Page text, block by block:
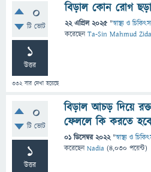
0
টি ভোট
1
উত্তর
332বার দেখা হয়েছে
বিড়াল কোন রোগ
22 এপ্রিল 2025 "স্বাস্থ্য ও
করেছেনTa-Sin Mahmud
0
টি ভোট
1
উত্তর
বিড়াল আচড় দিয়ে
ফেললে কি করতে
01 ডিসেম্বর 2022 "স্বাস্থ্য ও
করেছেনNadia (4,030 পয়েন্ট)